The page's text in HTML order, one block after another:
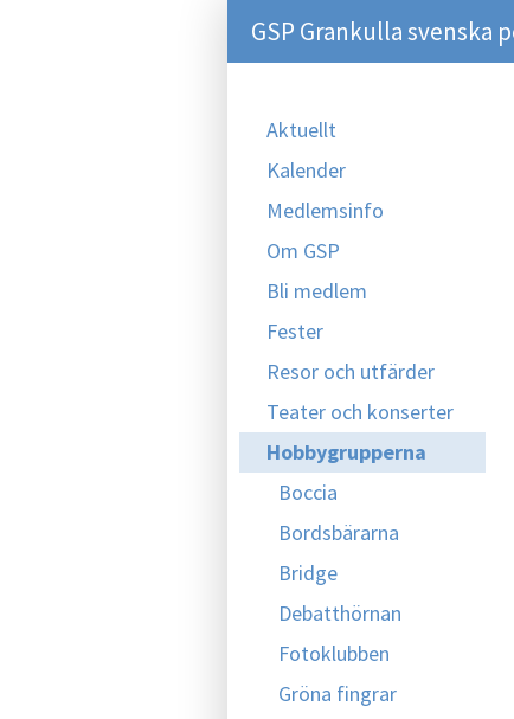
GSP Grankulla svenska
Aktuellt
Kalender
Medlemsinfo
Om GSP
Bli medlem
Fester
Resor och utfärder
Teater och konserter
Hobbygrupperna
Boccia
Bordsbärarna
Bridge
Debatthörnan
Fotoklubben
Gröna fingrar